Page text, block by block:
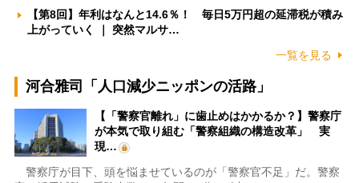
【第8回】年利はなんと14.6％！ 毎日5万円超の延滞税が積み
上がっていく ｜ 突然マルサ…
一覧を見る
河合雅司「人口減少ニッポンの活路」
【「警察官離れ」に歯止めはかかるか？】警察庁
が本気で取り組む「警察組織の構造改革」 実
現…
警察庁が目下、頭を悩ませているのが「警察官不足」だ。警察